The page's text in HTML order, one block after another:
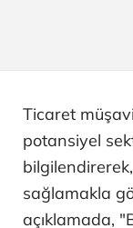
Ticaret
potansiyel
sağlamakla
açıklamada,